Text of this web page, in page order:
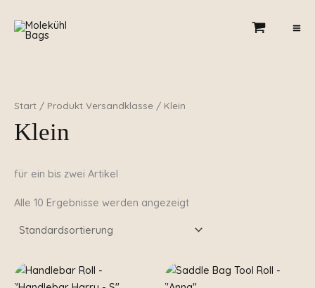
Inhalt
springen
Start / Produkt Versandklasse / Klein
Klein
für ein bis zwei Artikel
Alle 10 Ergebnisse werden angezeigt